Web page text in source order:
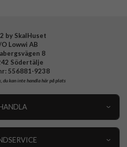
by SkalHuset
O Lowwi AB
8
Södertälje
556881-9238
du kan inte handla här på plats